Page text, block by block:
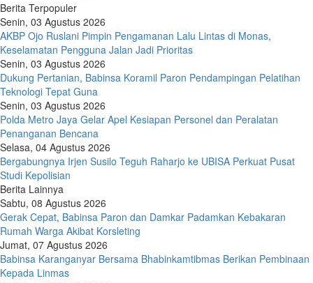
Berita Terpopuler
Senin, 03 Agustus 2026
AKBP Ojo Ruslani Pimpin Pengamanan Lalu Lintas di Monas,
Keselamatan Pengguna Jalan Jadi Prioritas
Senin, 03 Agustus 2026
Dukung Pertanian, Babinsa Koramil Paron Pendampingan Pelatihan
Teknologi Tepat Guna
Senin, 03 Agustus 2026
Polda Metro Jaya Gelar Apel Kesiapan Personel dan Peralatan
Penanganan Bencana
Selasa, 04 Agustus 2026
Bergabungnya Irjen Susilo Teguh Raharjo ke UBISA Perkuat Pusat
Studi Kepolisian
Berita Lainnya
Sabtu, 08 Agustus 2026
Gerak Cepat, Babinsa Paron dan Damkar Padamkan Kebakaran
Rumah Warga Akibat Korsleting
Jumat, 07 Agustus 2026
Babinsa Karanganyar Bersama Bhabinkamtibmas Berikan Pembinaan
Kepada Linmas